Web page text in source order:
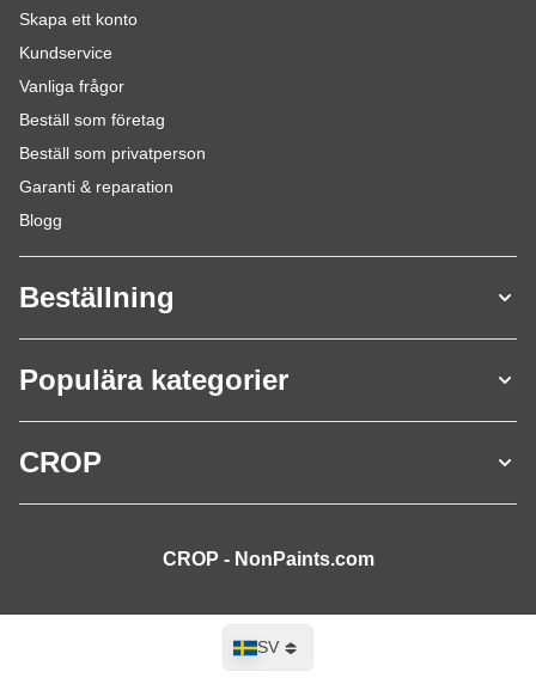
Skapa ett konto
Kundservice
Vanliga frågor
Beställ som företag
Beställ som privatperson
Garanti & reparation
Blogg
Beställning
Populära kategorier
CROP
CROP - NonPaints.com
SV